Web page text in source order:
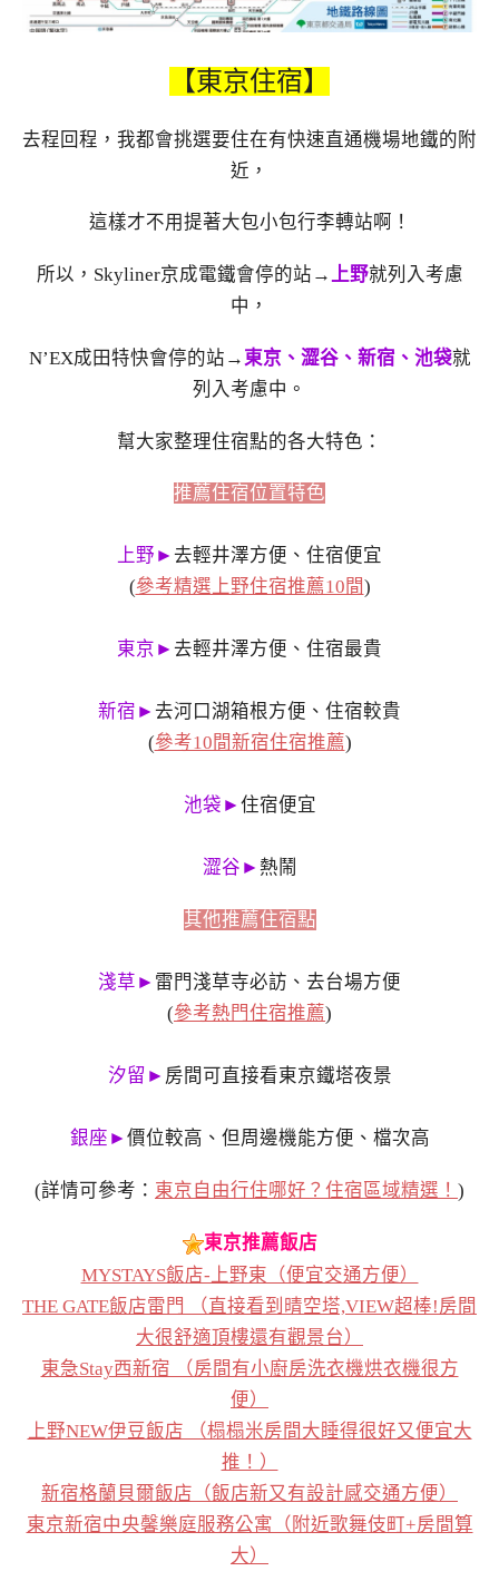
【東京住宿】
去程回程，我都會挑選要住在有快速直通機場地鐵的附
近，
這樣才不用提著大包小包行李轉站啊！
所以，Skyliner京成電鐵會停的站→上野就列入考慮
中，
N’EX成田特快會停的站→東京、澀谷、新宿、池袋就
列入考慮中。
幫大家整理住宿點的各大特色：
推薦住宿位置特色
上野► 去輕井澤方便、住宿便宜
(參考精選上野住宿推薦10間)
東京► 去輕井澤方便、住宿最貴
新宿► 去河口湖箱根方便、住宿較貴
(參考10間新宿住宿推薦)
池袋► 住宿便宜
澀谷► 熱鬧
其他推薦住宿點
淺草► 雷門淺草寺必訪、去台場方便
(參考熱門住宿推薦)
汐留► 房間可直接看東京鐵塔夜景
銀座► 價位較高、但周邊機能方便、檔次高
(詳情可參考： 東京自由行住哪好？住宿區域精選！ )
東京推薦飯店
MYSTAYS飯店-上野東（便宜交通方便）
THE GATE飯店雷門 （直接看到晴空塔,VIEW超棒!房間
大很舒適頂樓還有觀景台）
東急Stay西新宿 （房間有小廚房洗衣機烘衣機很方
便）
上野NEW伊豆飯店 （榻榻米房間大睡得很好又便宜大
推！）
新宿格蘭貝爾飯店（飯店新又有設計感交通方便）
東京新宿中央馨樂庭服務公寓（附近歌舞伎町+房間算
大）